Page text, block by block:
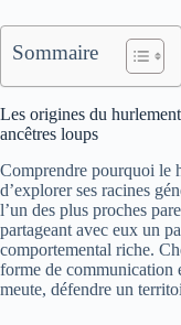
Sommaire
Les origines du
ancêtres loups
Comprendre pourquoi le
d’explorer ses racines
l’un des plus proches
partageant avec eux un
comportemental riche.
forme de communication
meute, défendre un